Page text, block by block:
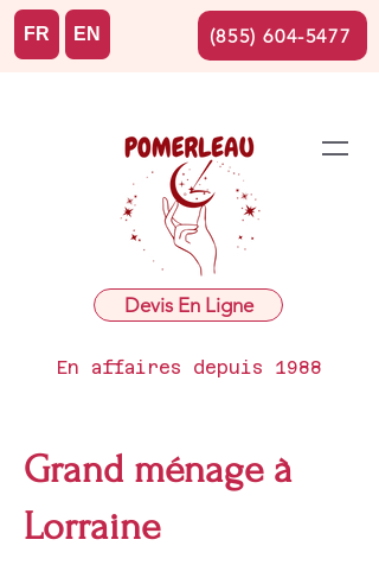
Devis En Ligne
En affaires depuis 1988
FR EN (855) 604-5477
Grand ménage à
Lorraine